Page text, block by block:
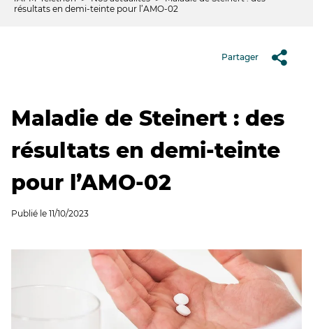
d'Ariane
résultats en demi-teinte pour l’AMO-02
Partager
Maladie de Steinert : des
résultats en demi-teinte
pour l’AMO-02
Publié le 11/10/2023